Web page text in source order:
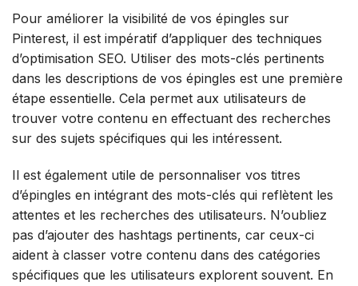
Pour améliorer la visibilité de vos épingles sur
Pinterest, il est impératif d’appliquer des techniques
d’optimisation SEO. Utiliser des mots-clés pertinents
dans les descriptions de vos épingles est une première
étape essentielle. Cela permet aux utilisateurs de
trouver votre contenu en effectuant des recherches
sur des sujets spécifiques qui les intéressent.
Il est également utile de personnaliser vos titres
d’épingles en intégrant des mots-clés qui reflètent les
attentes et les recherches des utilisateurs. N’oubliez
pas d’ajouter des hashtags pertinents, car ceux-ci
aident à classer votre contenu dans des catégories
spécifiques que les utilisateurs explorent souvent. En